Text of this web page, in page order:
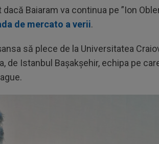
Baiaram va continua pe ”Ion
de mercato a verii.
să plece de la Universitatea
de Istanbul Bașakșehir, echipa pe